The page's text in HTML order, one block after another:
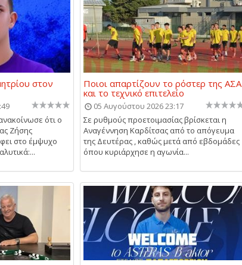
στον
ότι ο
Ζήσης
στο έμψυχο
Ποιοι απαρτίζουν το ρόστερ της ΑΣΑ
και το τεχνικό επιτελείο
05 Αυγούστου 2026 23:17
Σε ρυθμούς προετοιμασίας βρίσκεται η
Αναγέννηση Καρδίτσας από το απόγευμα
της Δευτέρας , καθώς μετά από εβδομάδες
όπου κυριάρχησε η αγωνία...